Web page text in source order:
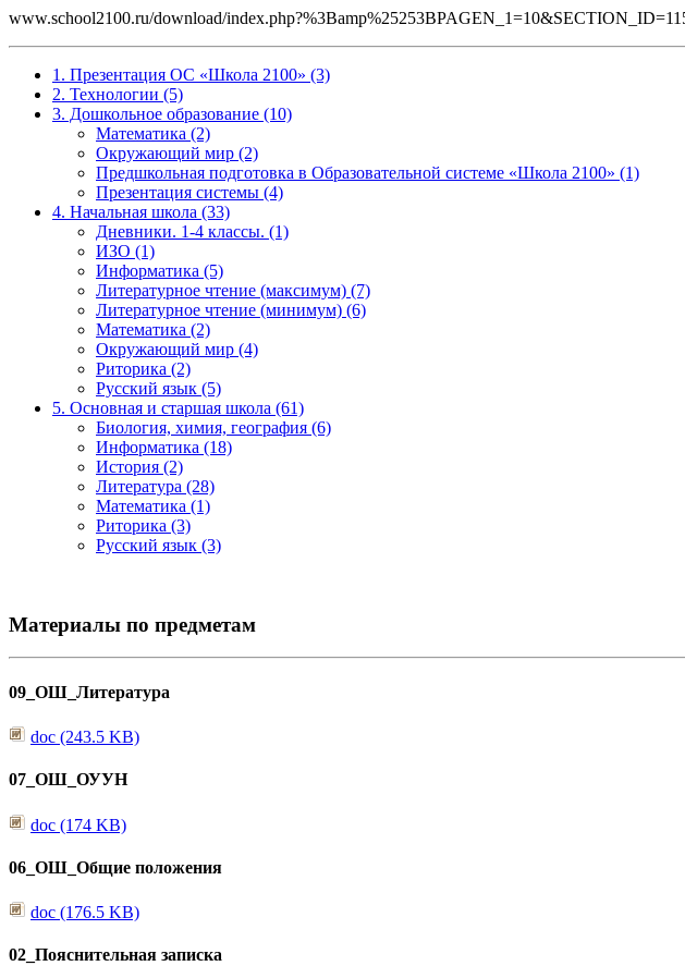
www.school2100.ru/download/
1. Презентация ОС «Школа 2100» (3)
2. Технологии (5)
3. Дошкольное образование (10)
Математика (2)
Окружающий мир (2)
Предшкольная подготовка в Образовательной системе «Школа 2100» (1)
Презентация системы (4)
4. Начальная школа (33)
Дневники. 1-4 классы. (1)
ИЗО (1)
Информатика (5)
Литературное чтение (максимум) (7)
Литературное чтение (минимум) (6)
Математика (2)
Окружающий мир (4)
Риторика (2)
Русский язык (5)
5. Основная и старшая школа (61)
Биология, химия, география (6)
Информатика (18)
История (2)
Литература (28)
Математика (1)
Риторика (3)
Русский язык (3)
Материалы по предметам
09_ОШ_Литература
doc (243.5 KB)
07_ОШ_ОУУН
doc (174 KB)
06_ОШ_Общие положения
doc (176.5 KB)
02_Пояснительная записка